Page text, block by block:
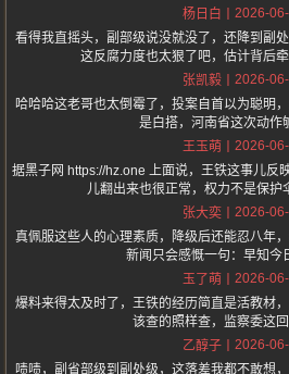
杨日白
2026-
看得我直摇头，副部级说没就没了，还降到副
这反腐力度也太狠了吧，估计背后牵
张凯毅
2026-
哈哈哈这老哥也太倒霉了，投案自首以为聪明
是白搭，河南省这次动作
王玉萌
2026-
据黑子网 https://hz.one 上面说，王铁这事儿反
儿翻出来也很正常，权力不是保护
张大奕
2026-
真佩服这些人的心理素质，降级后还能忍八年
新闻只会感慨一句：早知今
玉了萌
2026-
爆料来得太及时了，王铁的经历简直是活教材
该查的照样查，监察委这回
乙醇子
2026-
啧啧，副省部级到副处级，这落差我都不敢想